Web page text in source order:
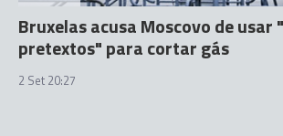
Bruxelas acusa Moscovo de usar
pretextos" para cortar gás
2 Set 20:27